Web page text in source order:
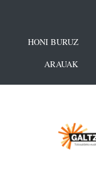
HONI BURUZ
ARAUAK